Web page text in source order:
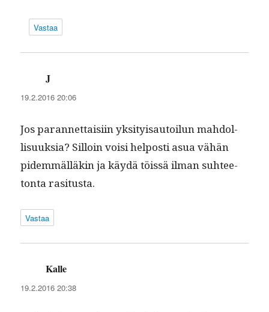
Vastaa
J
19.2.2016 20:06
Jos paran­net­taisi­in yksi­ty­isautoilun mah­dol­
lisuuk­sia? Sil­loin voisi hel­posti asua vähän
pidem­mäl­läkin ja käy­dä töis­sä ilman suh­tee­
ton­ta rasitusta.
Vastaa
Kalle
19.2.2016 20:38